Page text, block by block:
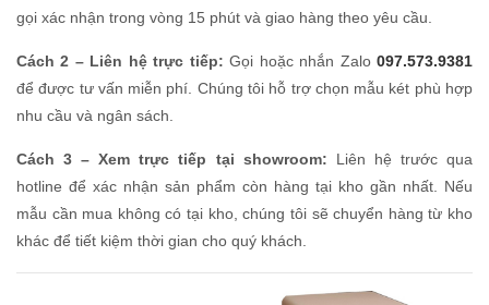
gọi xác nhận trong vòng 15 phút và giao hàng theo yêu cầu.
Cách 2 – Liên hệ trực tiếp: Gọi hoặc nhắn Zalo097.573.9381
để được tư vấn miễn phí. Chúng tôi hỗ trợ chọn mẫu két phù hợp
nhu cầu và ngân sách.
Cách 3 – Xem trực tiếp tại showroom: Liên hệ trước qua
hotline để xác nhận sản phẩm còn hàng tại kho gần nhất. Nếu
mẫu cần mua không có tại kho, chúng tôi sẽ chuyển hàng từ kho
khác để tiết kiệm thời gian cho quý khách.